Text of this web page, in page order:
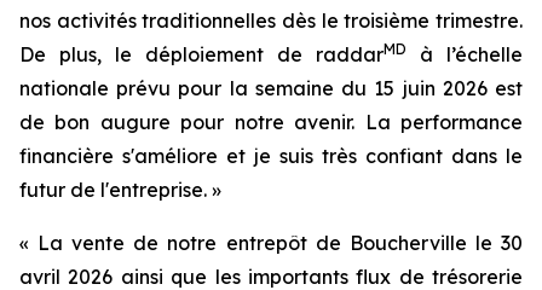
nos activités traditionnelles dès le troisième trimestre.
De plus, le déploiement de raddarMD
à l’échelle
nationale prévu pour la semaine du 15 juin 2026 est
de bon augure pour notre avenir. La performance
financière s'améliore et je suis très confiant dans le
futur de l'entreprise. »
« La vente de notre entrepôt de Boucherville le 30
avril 2026 ainsi que les importants flux de trésorerie